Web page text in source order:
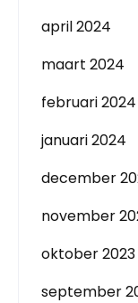
april 2024
maart 2024
februari 2024
januari 2024
december
november
oktober 2023
september